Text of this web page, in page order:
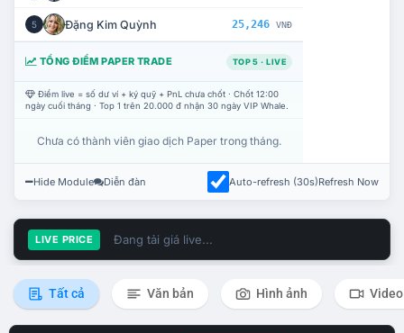
5 Đặng Kim Quỳnh 25,246 VNĐ
TỔNG ĐIỂM PAPER TRADE TOP 5 · LIVE
Điểm live = số dư ví + ký quỹ + PnL chưa chốt · Chốt 12:00
ngày cuối tháng · Top 1 trên 20.000 đ nhận 30 ngày VIP Whale.
Chưa có thành viên giao dịch Paper trong tháng.
Hide Module Diễn đàn Auto-refresh (30s)Refresh Now
LIVE PRICE Đang tải giá live...
Tất cả Văn bản Hình ảnh Video